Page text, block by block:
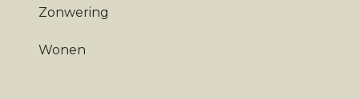
Zonwering
Wonen